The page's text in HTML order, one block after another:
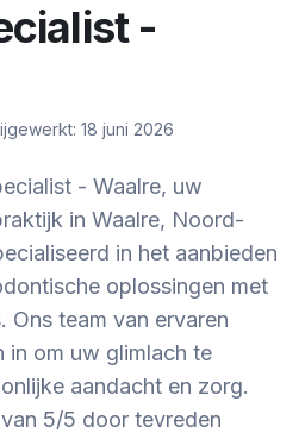
-
18 juni 2026
- Waalre, uw
in Waalre, Noord-
in het aanbieden
oplossingen met
Ons team van ervaren
in om uw glimlach te
aandacht en zorg.
5/5 door tevreden